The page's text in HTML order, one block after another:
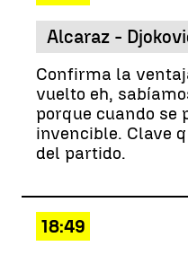
Alcaraz -
Confirma la
vuelto eh,
porque cuando se
invencible. Clave
del partido.
18:49